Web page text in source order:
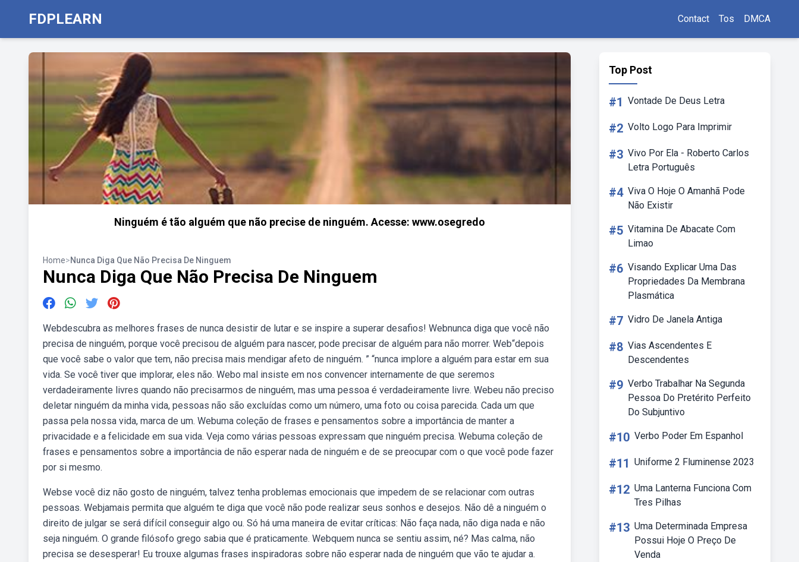
FDPLEARN Contact Tos DMCA
Ninguém é tão alguém que não precise de ninguém. Acesse: www.osegredo
Home>Nunca Diga Que Não Precisa De Ninguem
Nunca Diga Que Não Precisa De Ninguem
Webdescubra as melhores frases de nunca desistir de lutar e se inspire a superar desafios! Webnunca diga que você não
precisa de ninguém, porque você precisou de alguém para nascer, pode precisar de alguém para não morrer. Web“depois
que você sabe o valor que tem, não precisa mais mendigar afeto de ninguém. ” “nunca implore a alguém para estar em sua
vida. Se você tiver que implorar, eles não. Webo mal insiste em nos convencer internamente de que seremos
verdadeiramente livres quando não precisarmos de ninguém, mas uma pessoa é verdadeiramente livre. Webeu não preciso
deletar ninguém da minha vida, pessoas não são excluídas como um número, uma foto ou coisa parecida. Cada um que
passa pela nossa vida, marca de um. Webuma coleção de frases e pensamentos sobre a importância de manter a
privacidade e a felicidade em sua vida. Veja como várias pessoas expressam que ninguém precisa. Webuma coleção de
frases e pensamentos sobre a importância de não esperar nada de ninguém e de se preocupar com o que você pode fazer
por si mesmo.
Webse você diz não gosto de ninguém, talvez tenha problemas emocionais que impedem de se relacionar com outras
pessoas. Webjamais permita que alguém te diga que você não pode realizar seus sonhos e desejos. Não dê a ninguém o
direito de julgar se será difícil conseguir algo ou. Só há uma maneira de evitar críticas: Não faça nada, não diga nada e não
seja ninguém. O grande filósofo grego sabia que é praticamente. Webquem nunca se sentiu assim, né? Mas calma, não
precisa se desesperar! Eu trouxe algumas frases inspiradoras sobre não esperar nada de ninguém que vão te ajudar a.
Top Post
#1 Vontade De Deus Letra
#2 Volto Logo Para Imprimir
#3 Vivo Por Ela - Roberto Carlos
Letra Português
#4 Viva O Hoje O Amanhã Pode
Não Existir
#5 Vitamina De Abacate Com
Limao
#6 Visando Explicar Uma Das
Propriedades Da Membrana
Plasmática
#7 Vidro De Janela Antiga
#8 Vias Ascendentes E
Descendentes
#9 Verbo Trabalhar Na Segunda
Pessoa Do Pretérito Perfeito
Do Subjuntivo
#10 Verbo Poder Em Espanhol
#11 Uniforme 2 Fluminense 2023
#12 Uma Lanterna Funciona Com
Tres Pilhas
#13 Uma Determinada Empresa
Possui Hoje O Preço De
Venda